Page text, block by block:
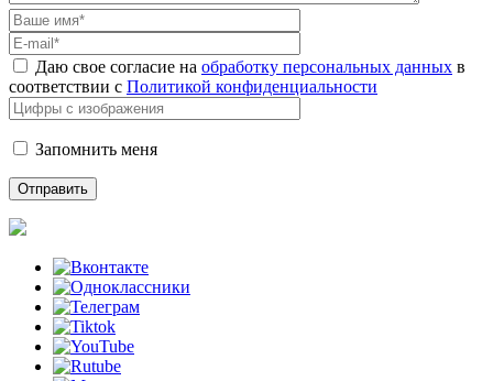
Даю свое согласие на обработку персональных данных в
соответствии с Политикой конфиденциальности
Запомнить меня